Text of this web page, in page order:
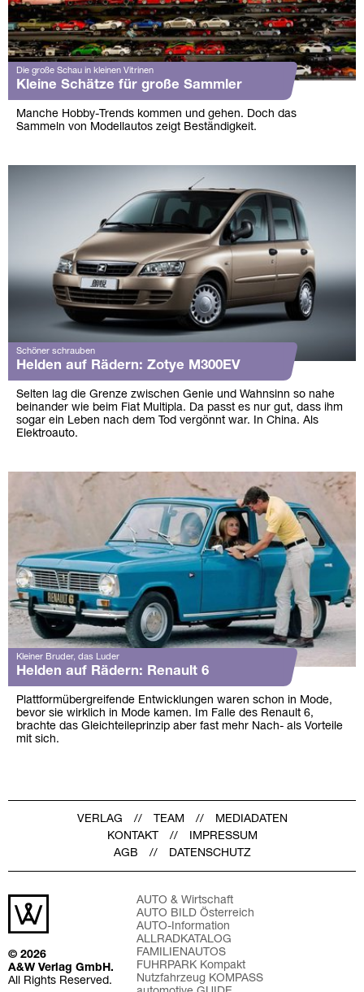
Die große Schau in kleinen Vitrinen
Kleine Schätze für große Sammler
Manche Hobby-Trends kommen und gehen. Doch das
Sammeln von Modellautos zeigt Beständigkeit.
Schöner schrauben
Helden auf Rädern: Zotye M300EV
Selten lag die Grenze zwischen Genie und Wahnsinn so nahe
beinander wie beim Fiat Multipla. Da passt es nur gut, dass ihm
sogar ein Leben nach dem Tod vergönnt war. In China. Als
Elektroauto.
Kleiner Bruder, das Luder
Helden auf Rädern: Renault 6
Plattformübergreifende Entwicklungen waren schon in Mode,
bevor sie wirklich in Mode kamen. Im Falle des Renault 6,
brachte das Gleichteileprinzip aber fast mehr Nach- als Vorteile
mit sich.
VERLAG TEAM
MEDIADATEN
KONTAKT
IMPRESSUM
AGB
DATENSCHUTZ
© 2026
A&W Verlag GmbH.
All Rights Reserved.
AUTO & Wirtschaft
AUTO BILD Österreich
AUTO-Information
ALLRADKATALOG
FAMILIENAUTOS
FUHRPARK Kompakt
Nutzfahrzeug KOMPASS